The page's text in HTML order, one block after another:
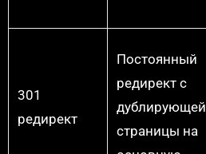
301
редирект
Постоянный
редирект с
дублирующей
страницы на